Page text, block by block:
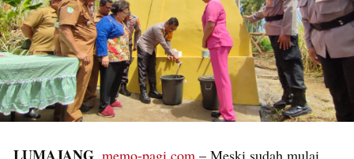
, memo-pagi.com – Meski sudah mulai